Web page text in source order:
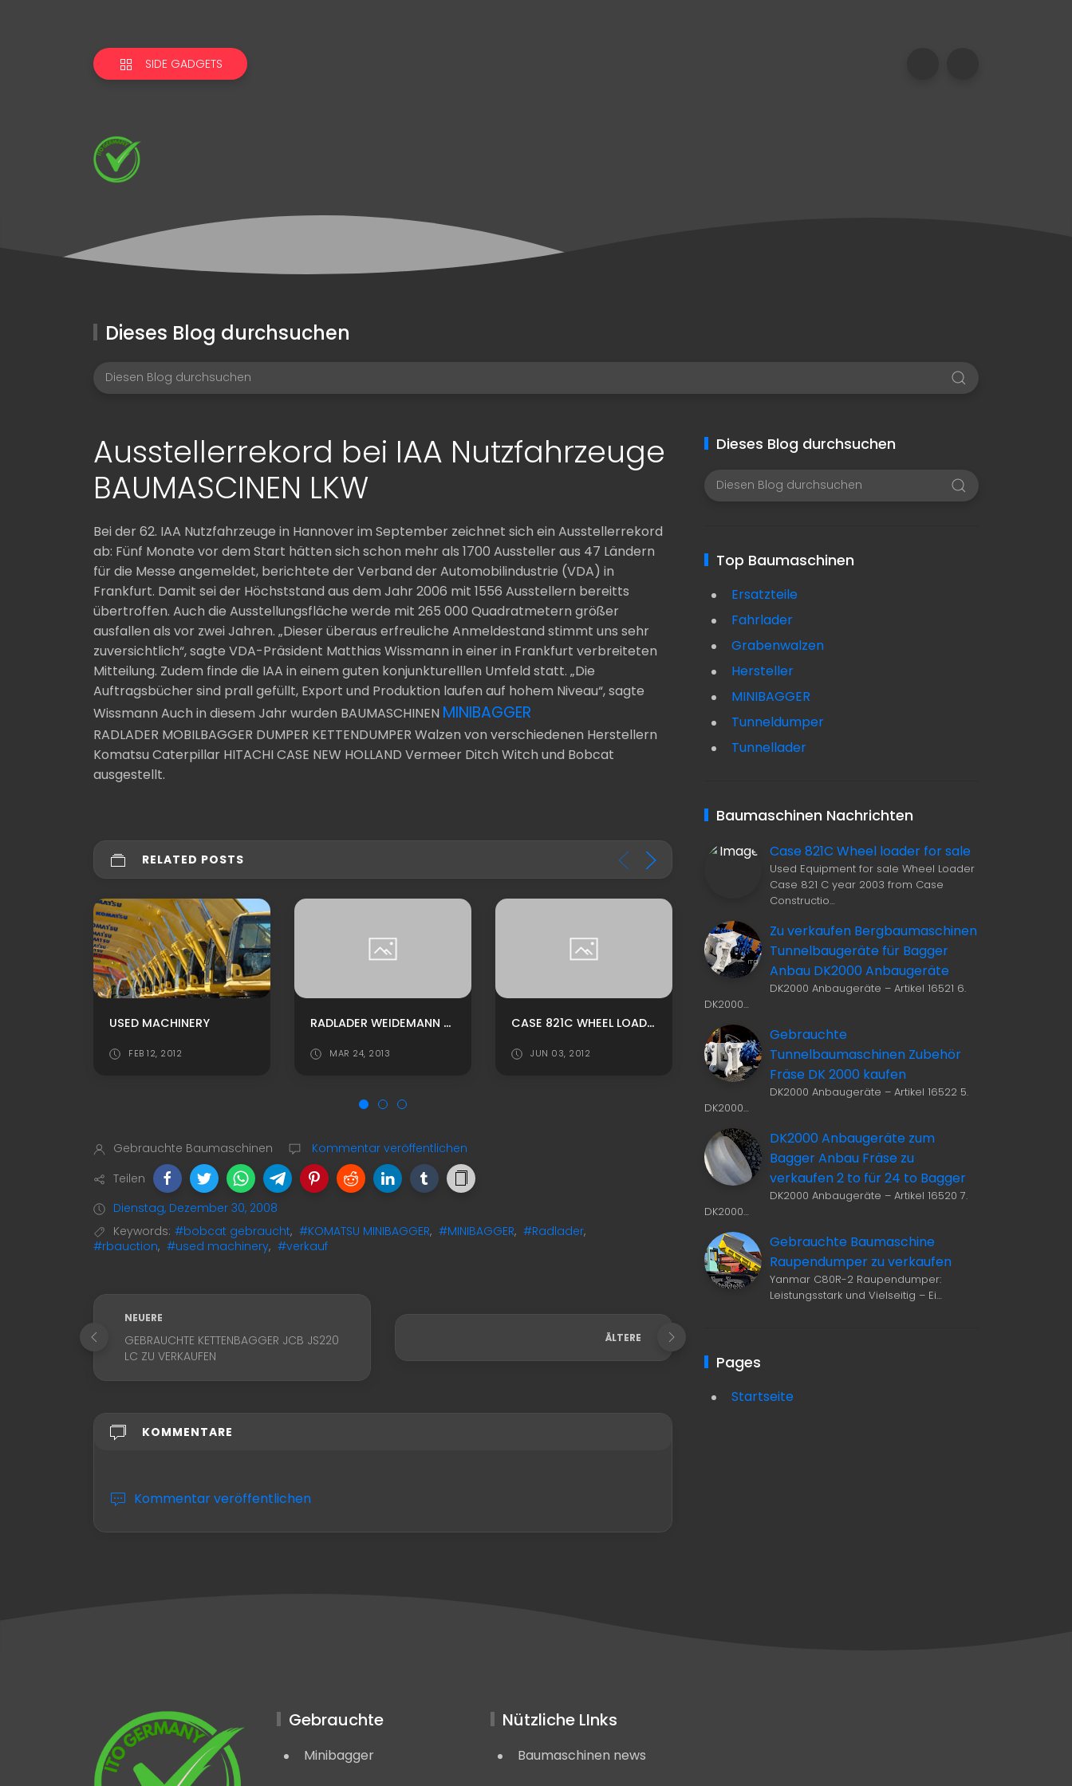
SIDE GADGETS
Dieses Blog durchsuchen
Ausstellerrekord bei IAA Nutzfahrzeuge
BAUMASCINEN LKW
Bei der 62. IAA Nutzfahrzeuge in Hannover im September zeichnet sich ein Ausstellerrekord
ab: Fünf Monate vor dem Start hätten sich schon mehr als 1700 Aussteller aus 47 Ländern
für die Messe angemeldet, berichtete der Verband der Automobilindustrie (VDA) in
Frankfurt. Damit sei der Höchststand aus dem Jahr 2006 mit 1556 Ausstellern bereitts
übertroffen. Auch die Ausstellungsfläche werde mit 265 000 Quadratmetern größer
ausfallen als vor zwei Jahren. „Dieser überaus erfreuliche Anmeldestand stimmt uns sehr
zuversichtlich“, sagte VDA-Präsident Matthias Wissmann in einer in Frankfurt verbreiteten
Mitteilung. Zudem finde die IAA in einem guten konjunkturelllen Umfeld statt. „Die
Auftragsbücher sind prall gefüllt, Export und Produktion laufen auf hohem Niveau“, sagte
Wissmann Auch in diesem Jahr wurden BAUMASCHINEN MINIBAGGER
RADLADER MOBILBAGGER DUMPER KETTENDUMPER Walzen von verschiedenen Herstellern
Komatsu Caterpillar HITACHI CASE NEW HOLLAND Vermeer Ditch Witch und Bobcat
ausgestellt.
RELATED POSTS
USED MACHINERY
FEB 12, 2012
RADLADER WEIDEMANN 4070CX100T GEBRAUCHT KAUFEN
MAR 24, 2013
CASE 821C WHEEL LOADER FOR SALE
JUN 03, 2012 MAR 06, 2017 JAN 28, 2012
Gebrauchte Baumaschinen
Kommentar veröffentlichen
Teilen
Dienstag, Dezember 30, 2008
Keywords: #bobcat gebraucht, #KOMATSU MINIBAGGER, #MINIBAGGER, #Radlader,
#rbauction, #used machinery, #verkauf
NEUERE
GEBRAUCHTE KETTENBAGGER JCB JS220
LC ZU VERKAUFEN
ÄLTERE
KOMMENTARE
Kommentar veröffentlichen
Dieses Blog durchsuchen
Top Baumaschinen
Ersatzteile
Fahrlader
Grabenwalzen
Hersteller
MINIBAGGER
Tunneldumper
Tunnellader
Baumaschinen Nachrichten
Case 821C Wheel loader for sale
Used Equipment for sale Wheel Loader
Case 821 C year 2003 from Case
Constructio…
Zu verkaufen Bergbaumaschinen
Tunnelbaugeräte für Bagger
Anbau DK2000 Anbaugeräte
DK2000 Anbaugeräte – Artikel 16521 6.
DK2000…
Gebrauchte
Tunnelbaumaschinen Zubehör
Fräse DK 2000 kaufen
DK2000 Anbaugeräte – Artikel 16522 5.
DK2000…
DK2000 Anbaugeräte zum
Bagger Anbau Fräse zu
verkaufen 2 to für 24 to Bagger
DK2000 Anbaugeräte – Artikel 16520 7.
DK2000…
Gebrauchte Baumaschine
Raupendumper zu verkaufen
Yanmar C80R-2 Raupendumper:
Leistungsstark und Vielseitig – Ei…
Pages
Startseite
Gebrauchte
Minibagger
Nützliche LInks
Baumaschinen news